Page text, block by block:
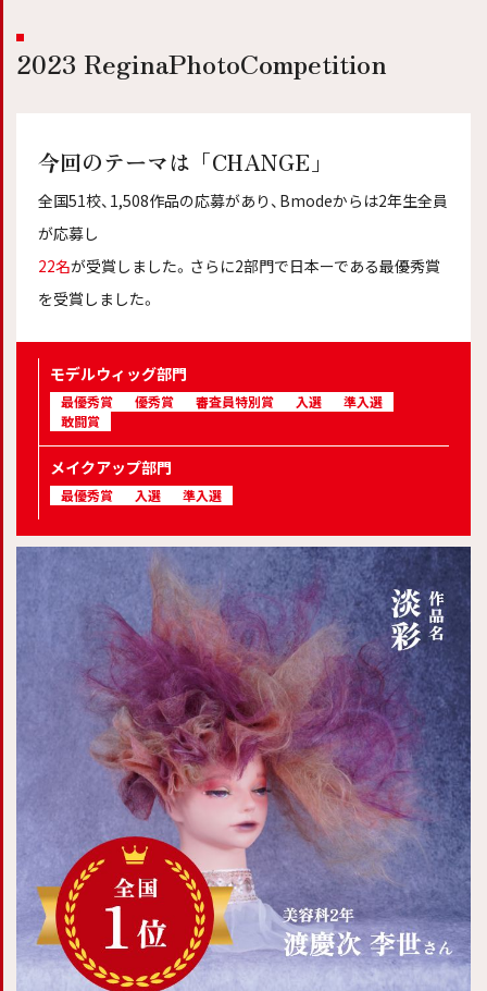
2023 ReginaPhotoCompetition
今回のテーマは「CHANGE」
全国51校、1,508作品の応募があり、Bmodeからは2年生全員
が応募し
22名が受賞しました。さらに2部門で日本ーである最優秀賞
を受賞しました。
モデルウィッグ部門
最優秀賞 優秀賞 審査員特別賞 入選
準入選
敢闘賞
メイクアップ部門
最優秀賞 入選 準入選